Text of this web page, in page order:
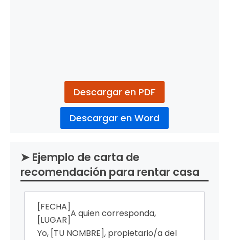
Descargar en PDF
Descargar en Word
➤ Ejemplo de carta de
recomendación para rentar casa
[FECHA]
[LUGAR]
A quien corresponda,
Yo, [TU NOMBRE], propietario/a del